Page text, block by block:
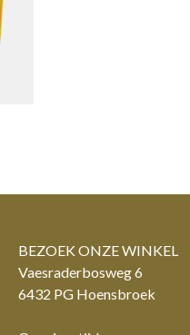
BEZOEK ONZE WINKEL
Vaesraderbosweg 6
6432 PG Hoensbroek